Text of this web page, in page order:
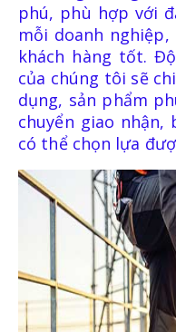
phú, phù hợp với
mỗi doanh nghiệp,
khách hàng tốt.
của chúng tôi sẽ
dụng, sản phẩm
chuyển giao nhận,
có thể chọn lựa